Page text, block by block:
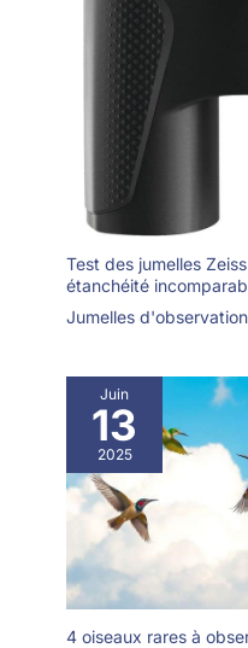
Test des jumelles
étanchéité
Jumelles d'observation
Juin
13
2025
4 oiseaux rares à